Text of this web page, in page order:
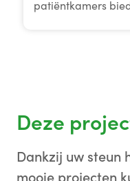
patiëntkamers
Deze
Dankzij uw steun